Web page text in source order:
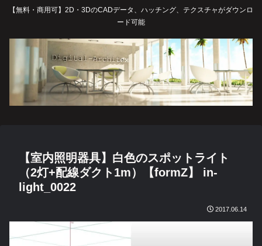
【無料・商用可】2D・3DのCADデータ、ハッチング、テクスチャがダウンロ
ード可能
【室内照明器具】白色のスポットライト
（2灯+配線ダクト1m）【formZ】 in-
light_0022
2017.06.14